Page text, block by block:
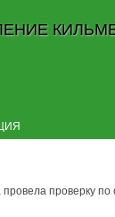
провела проверку